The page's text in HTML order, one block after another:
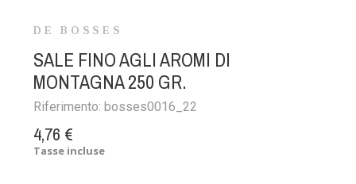
DE BOSSES
SALE FINO AGLI AROMI DI
MONTAGNA 250 GR.
Riferimento: bosses0016_22
4,76 €
Tasse incluse